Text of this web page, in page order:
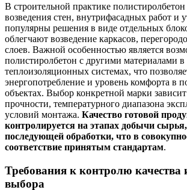
В строительной практике
возведения стен, внутрифасадных работ и
популярны решения в виде отдельных
облегчают возведение каркасов,
слоев. Важной особенностью является
полистиролбетон с другими материалами
теплоизоляционных системах, что
энергопотребление и уровень комфорта в
объектах. Выбор конкретной марки
прочности, температурного диапазона
условий монтажа. Качество готовой
контролируется на этапах добычи
последующей обработки, что в
соответствие принятым стандартам.
Требования к контролю качества
выбора